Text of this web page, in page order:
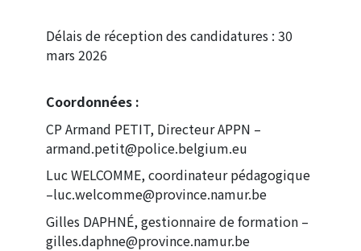
Délais de réception des candidatures : 30
mars 2026
Coordonnées :
CP Armand PETIT, Directeur APPN –
armand.petit@police.belgium.eu
Luc WELCOMME, coordinateur pédagogique
–luc.welcomme@province.namur.be
Gilles DAPHNÉ, gestionnaire de formation –
gilles.daphne@province.namur.be